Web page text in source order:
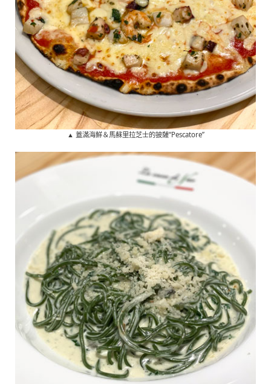
▲ 蓋滿海鮮＆馬蘇里拉芝士的披薩“Pescatore”